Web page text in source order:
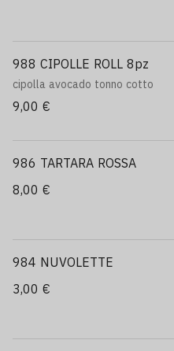
988 CIPOLLE ROLL 8pz
cipolla avocado tonno cotto
9,00 €
986 TARTARA ROSSA
8,00 €
984 NUVOLETTE
3,00 €